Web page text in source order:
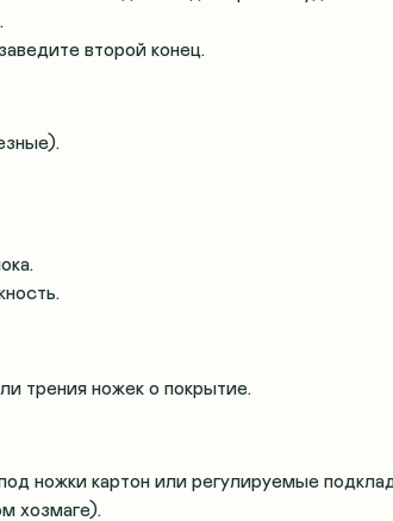
.
второй конец.
.
.
трения ножек о покрытие.
ножки картон или регулируемые
хозмаге).